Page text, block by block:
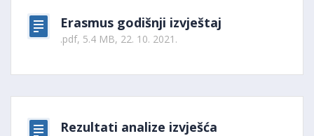
Erasmus godišnji izvještaj
.pdf, 5.4 MB, 22. 10. 2021.
Rezultati analize izvješća